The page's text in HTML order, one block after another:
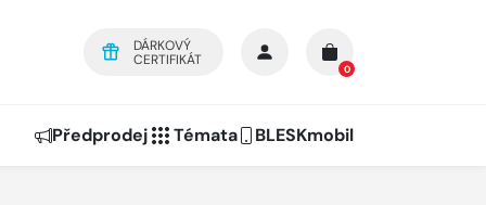
DÁRKOVÝ
CERTIFIKÁT
0
Předprodej Témata BLESKmobil